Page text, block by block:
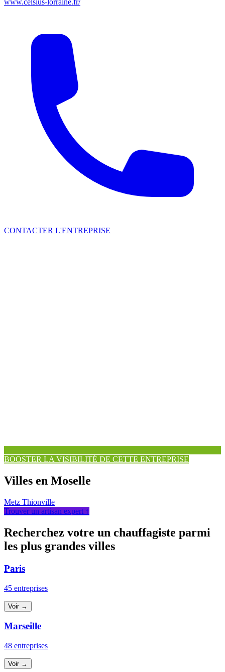
www.celsius-lorraine.fr/
CONTACTER L'ENTREPRISE
BOOSTER LA VISIBILITÉ DE CETTE ENTREPRISE
Villes en Moselle
Metz Thionville
Trouver un artisan expert ↑
Recherchez votre un chauffagiste parmi
les plus grandes villes
Paris
45 entreprises
Voir →
Marseille
48 entreprises
Voir →